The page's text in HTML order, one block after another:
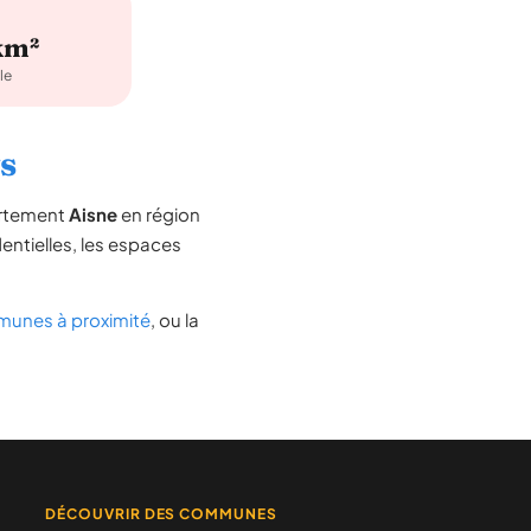
Aisneen région
les espaces
à proximité, ou la
DÉCOUVRIR DES COMMUNES